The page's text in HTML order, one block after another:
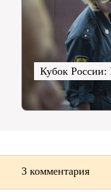
Кубок
3 комментария